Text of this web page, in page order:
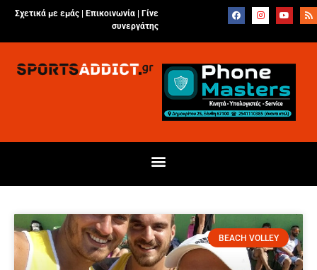
Σχετικά με εμάς | Επικοινωνία
Γίνε
συνεργάτης
BEACH VOLLEY